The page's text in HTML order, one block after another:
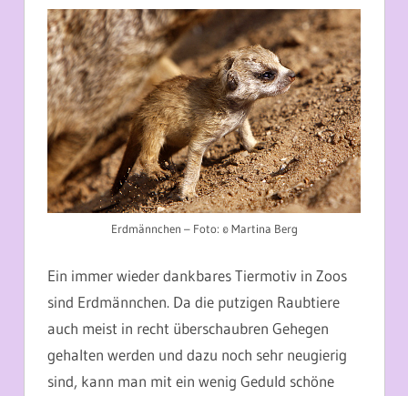
Erdmännchen – Foto: © Martina Berg
Ein immer wieder dankbares Tiermotiv in Zoos
sind Erdmännchen. Da die putzigen Raubtiere
auch meist in recht überschaubren Gehegen
gehalten werden und dazu noch sehr neugierig
sind, kann man mit ein wenig Geduld schöne